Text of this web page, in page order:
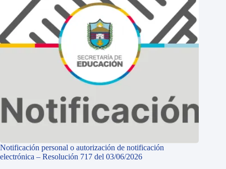
Notificación personal o autorización de notificación
electrónica – Resolución 717 del 03/06/2026